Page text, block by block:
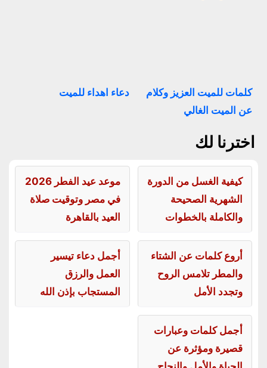
كلمات للميت العزيز وكلام
عن الميت الغالي
دعاء اهداء للميت
اخترنا لك
كيفية الغسل من الدورة
الشهرية الصحيحة
والكاملة بالخطوات
موعد عيد الفطر 2026
في مصر وتوقيت صلاة
العيد بالقاهرة
أروع كلمات عن الشتاء
والمطر تلامس الروح
وتجدد الأمل
أجمل دعاء تيسير
العمل والرزق
المستجاب بإذن الله
أجمل كلمات وعبارات
قصيرة ومؤثرة عن